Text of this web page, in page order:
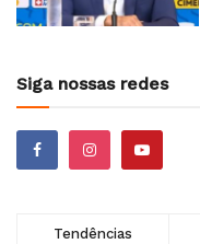
Siga nossas redes
Tendências